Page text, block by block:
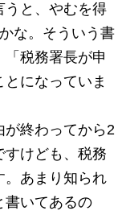
うと、やむを得
な。そういう書
税務署長が申
になっていま
が終わってから2
すけども、税務
。あまり知られ
書いてあるの